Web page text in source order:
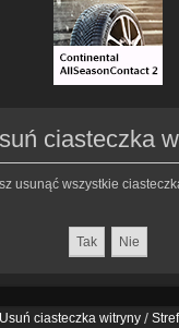
ciasteczka
usunąć wszystkie
Usuń ciasteczka witryny